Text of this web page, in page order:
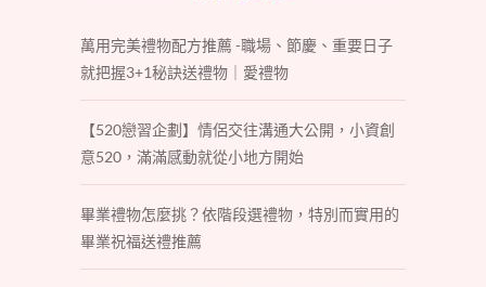
萬用完美禮物配方推薦 -職場、節慶、重要日子
就把握3+1秘訣送禮物｜愛禮物
【520戀習企劃】情侶交往溝通大公開，小資創
意520，滿滿感動就從小地方開始
畢業禮物怎麼挑？依階段選禮物，特別而實用的
畢業祝福送禮推薦